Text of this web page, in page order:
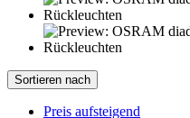
Sortieren nach
Preis aufsteigend